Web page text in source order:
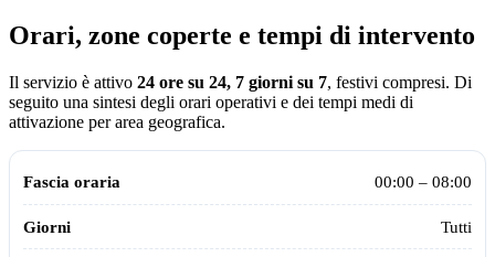
Orari, zone coperte e tempi di intervento
Il servizio è attivo 24 ore su 24, 7 giorni su 7, festivi compresi. Di
seguito una sintesi degli orari operativi e dei tempi medi di
attivazione per area geografica.
Orari operativi della centrale Assistiamo Te aggiornati al 2026
Fascia oraria
00:00 – 08:00
Tutti